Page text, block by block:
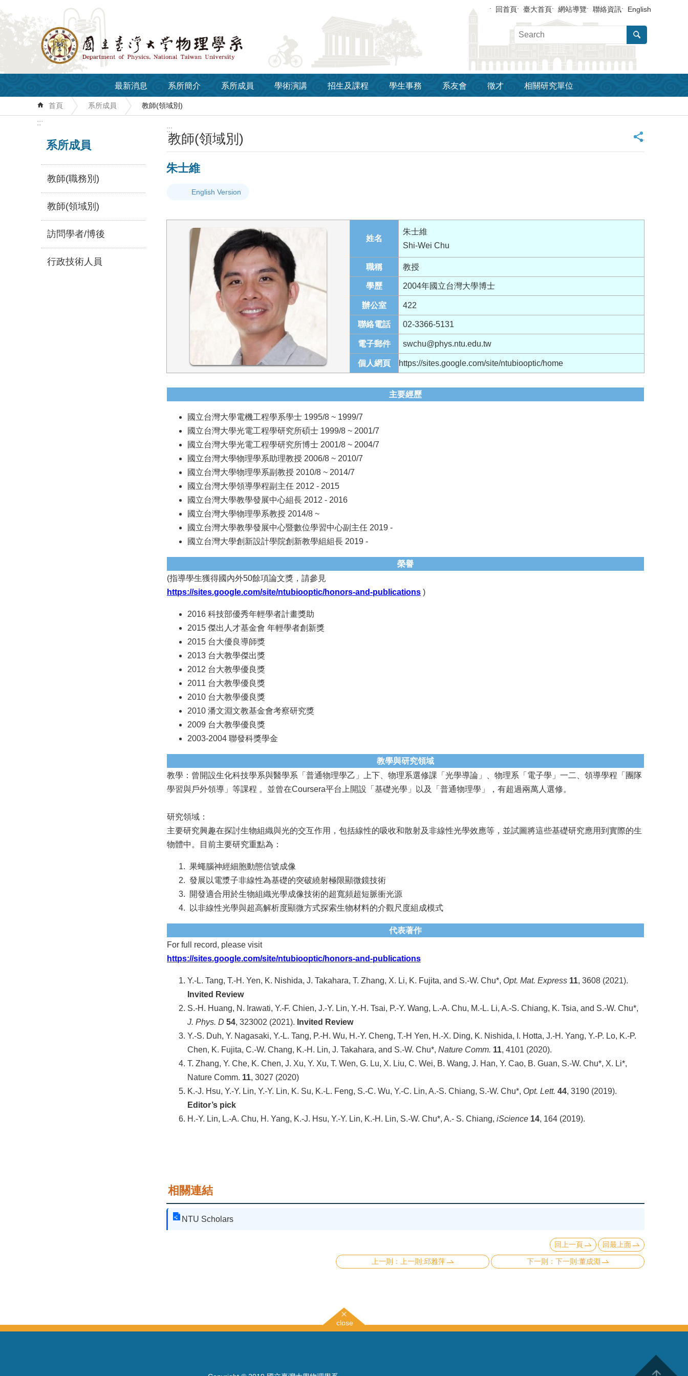
跳到主要內容區塊 回首頁 臺大首頁 網站導覽 聯絡資訊 English
最新消息 系所簡介 系所成員 學術演講 招生及課程 學生事務 系友會 徵才 相關研究單位
首頁 系所成員 教師(領域別)
:::
系所成員
教師(職務別)
教師(領域別)
訪問學者/博後
行政技術人員
:::
教師(領域別) _
朱士維
English Version
姓名
朱士維
Shi-Wei Chu
職稱 教授
學歷 2004年國立台灣大學博士
辦公室 422
聯絡電話 02-3366-5131
電子郵件 swchu@phys.ntu.edu.tw
個人網頁 https://sites.google.com/site/ntubiooptic/home
主要經歷
國立台灣大學電機工程學系學士 1995/8 ~ 1999/7
國立台灣大學光電工程學研究所碩士 1999/8 ~ 2001/7
國立台灣大學光電工程學研究所博士 2001/8 ~ 2004/7
國立台灣大學物理學系助理教授 2006/8 ~ 2010/7
國立台灣大學物理學系副教授 2010/8 ~ 2014/7
國立台灣大學領導學程副主任 2012 - 2015
國立台灣大學教學發展中心組長 2012 - 2016
國立台灣大學物理學系教授 2014/8 ~
國立台灣大學教學發展中心暨數位學習中心副主任 2019 -
國立台灣大學創新設計學院創新教學組組長 2019 -
榮譽
(指導學生獲得國內外50餘項論文獎，請參見
https://sites.google.com/site/ntubiooptic/honors-and-publications )
2016 科技部優秀年輕學者計畫獎助
2015 傑出人才基金會 年輕學者創新獎
2015 台大優良導師獎
2013 台大教學傑出獎
2012 台大教學優良獎
2011 台大教學優良獎
2010 台大教學優良獎
2010 潘文淵文教基金會考察研究獎
2009 台大教學優良獎
2003-2004 聯發科獎學金
教學與研究領域
教學：曾開設生化科技學系與醫學系「普通物理學乙」上下、物理系選修課「光學導論」、物理系「電子學」一二、領導學程「團隊
學習與戶外領導」等課程 。並曾在Coursera平台上開設「基礎光學」以及「普通物理學」，有超過兩萬人選修。
研究領域：
主要研究興趣在探討生物組織與光的交互作用，包括線性的吸收和散射及非線性光學效應等，並試圖將這些基礎研究應用到實際的生
物體中。目前主要研究重點為：
果蠅腦神經細胞動態信號成像
發展以電漿子非線性為基礎的突破繞射極限顯微鏡技術
開發適合用於生物組織光學成像技術的超寬頻超短脈衝光源
以非線性光學與超高解析度顯微方式探索生物材料的介觀尺度組成模式
代表著作
For full record, please visit
https://sites.google.com/site/ntubiooptic/honors-and-publications
Y.-L. Tang, T.-H. Yen, K. Nishida, J. Takahara, T. Zhang, X. Li, K. Fujita, and S.-W. Chu*, Opt. Mat. Express 11, 3608 (2021).
Invited Review
S.-H. Huang, N. Irawati, Y.-F. Chien, J.-Y. Lin, Y.-H. Tsai, P.-Y. Wang, L.-A. Chu, M.-L. Li, A.-S. Chiang, K. Tsia, and S.-W. Chu*,
J. Phys. D 54, 323002 (2021). Invited Review
Y.-S. Duh, Y. Nagasaki, Y.-L. Tang, P.-H. Wu, H.-Y. Cheng, T.-H Yen, H.-X. Ding, K. Nishida, I. Hotta, J.-H. Yang, Y.-P. Lo, K.-P.
Chen, K. Fujita, C.-W. Chang, K.-H. Lin, J. Takahara, and S.-W. Chu*, Nature Comm. 11, 4101 (2020).
T. Zhang, Y. Che, K. Chen, J. Xu, Y. Xu, T. Wen, G. Lu, X. Liu, C. Wei, B. Wang, J. Han, Y. Cao, B. Guan, S.-W. Chu*, X. Li*,
Nature Comm. 11, 3027 (2020)
K.-J. Hsu, Y.-Y. Lin, Y.-Y. Lin, K. Su, K.-L. Feng, S.-C. Wu, Y.-C. Lin, A.-S. Chiang, S.-W. Chu*, Opt. Lett. 44, 3190 (2019).
Editor’s pick
H.-Y. Lin, L.-A. Chu, H. Yang, K.-J. Hsu, Y.-Y. Lin, K.-H. Lin, S.-W. Chu*, A.- S. Chiang, iScience 14, 164 (2019).
相關連結
NTU Scholars
回上一頁 回最上面
上一則:邱雅萍 下一則:董成淵
close